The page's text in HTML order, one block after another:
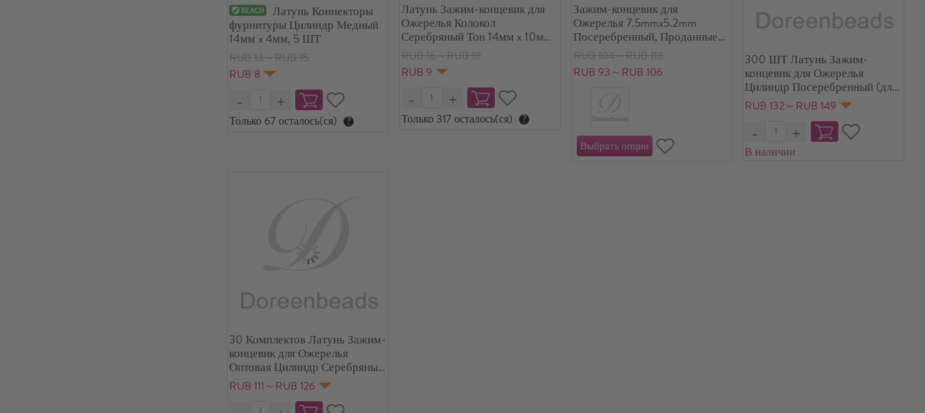
Латунь Коннекторы
фурнитуры Цилиндр Медный
14мм x 4мм, 5 ШТ
RUB 13～RUB 15
RUB 8
Только 67 осталось(ся) ?
Латунь Зажим-концевик для
Ожерелья Колокол
Серебряный Тон 14мм x 10мм,
2 ШТ
RUB 16～RUB 18
RUB 9
Только 317 осталось(ся) ?
Зажим-концевик для
Ожерелья 7.5mmx5.2mm
Посеребренный, Проданные
100 шт/уп
RUB 104～RUB 118
RUB 93～RUB 106
300 ШТ Латунь Зажим-
концевик для Ожерелья
Цилиндр Посеребренный (для
шнура 2mm) 8мм x 3мм
RUB 132～RUB 149
В наличии
30 Комплектов Латунь Зажим-
концевик для Ожерелья
Оптовая Цилиндр Серебряный
Тон (для шнура 1.2мм)
RUB 111～RUB 126